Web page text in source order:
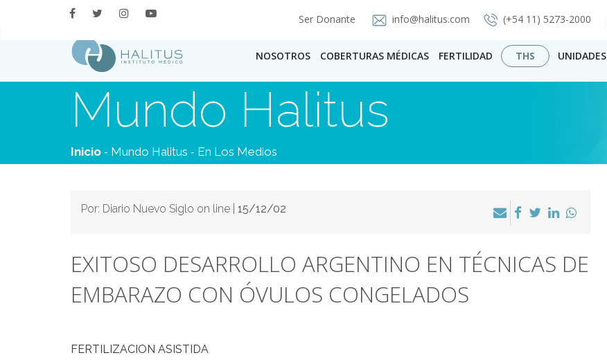
Ser Donante info@halitus.com (+54 11) 5273-2000
NOSOTROS COBERTURAS MÉDICAS FERTILIDAD THS UNIDADES
Mundo Halitus
Inicio - Mundo Halitus - En Los Medios
Por: Diario Nuevo Siglo on line | 15/12/02
EXITOSO DESARROLLO ARGENTINO EN TÉCNICAS DE
EMBARAZO CON ÓVULOS CONGELADOS
FERTILIZACION ASISTIDA